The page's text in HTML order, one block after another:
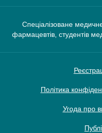
Спеціалізоване
фармацевтів, студентів
Політика
Угода про